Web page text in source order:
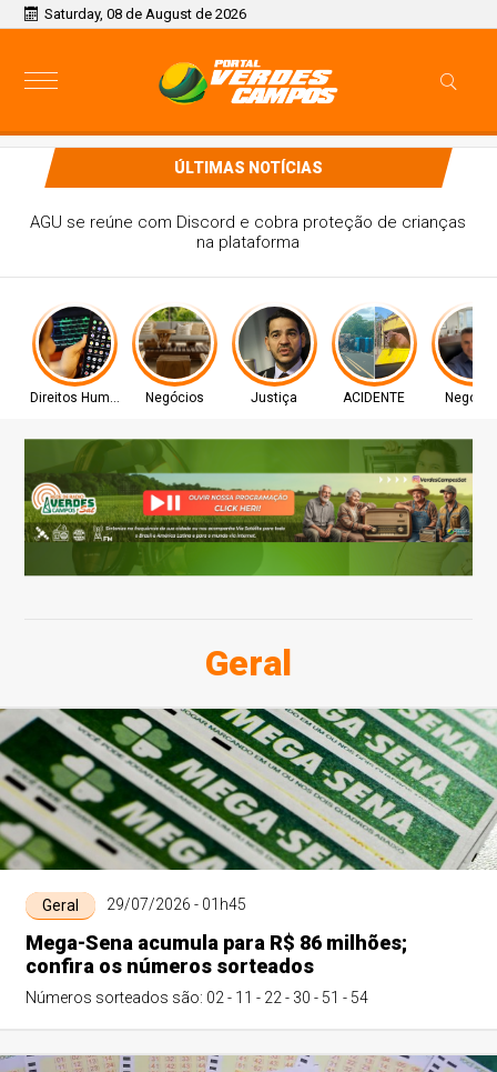
Saturday, 08 de August de 2026
ÚLTIMAS NOTÍCIAS
AGU se reúne com Discord e cobra proteção de crianças
na plataforma
Direitos Humanos Negócios Justiça ACIDENTE
Geral
Geral 29/07/2026 - 01h45
Mega-Sena acumula para R$ 86 milhões;
confira os números sorteados
Números sorteados são: 02 - 11 - 22 - 30 - 51 - 54